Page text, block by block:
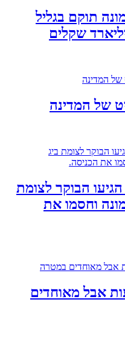
תוקם בגליל
שקלים
של המדינה
הבוקר לצומת
וחסמו את
אבל מאוחדים